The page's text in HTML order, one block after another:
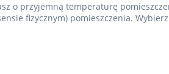
o przyjemną temperaturę
fizycznym) pomieszczenia.